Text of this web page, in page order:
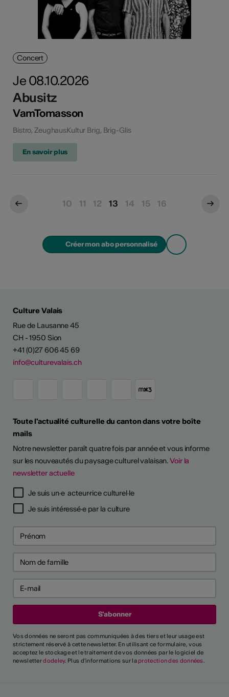
Concert
Je 08.10.2026
Abusitz
VamTomasson
Bistro, ZeughausKultur Brig, Brig-Glis
En savoir plus
10 11 12 13 14 15 16
Créer mon abo personnalisé
Culture Valais
Rue de Lausanne 45
CH - 1950 Sion
+41 (0)27 606 45 69
info@culturevalais.ch
Toute l'actualité culturelle du canton dans votre boîte
mails
Notre newsletter paraît quatre fois par année et vous informe
sur les nouveautés du paysage culturel valaisan.Voir la
newsletter actuelle
Je suis un·e acteur·rice culturel·le
Je suis intéressé·e par la culture
Vos données ne seront pas communiquées à des tiers et leur usage est
strictement réservé à cette newsletter. En utilisant ce formulaire, vous
acceptez le stockage et le traitement de vos données par le logiciel de
newsletterdodeley. Plus d'informations sur la protection des données.